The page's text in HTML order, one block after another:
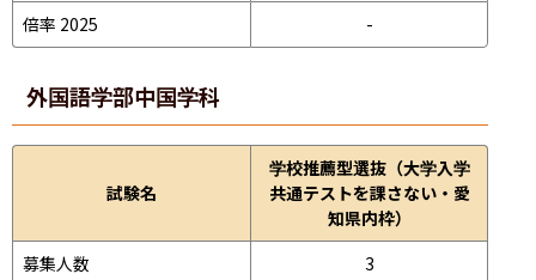
倍率 2025
-
外国語学部中国学科
試験名
学校推薦型選抜（大学入学
共通テストを課さない・愛
知県内枠）
募集人数
3